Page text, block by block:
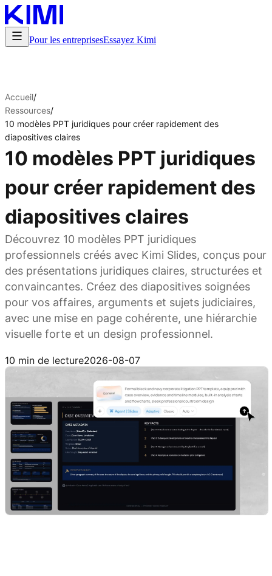
Pour les entreprisesEssayez Kimi
Accueil/
Ressources/
10 modèles PPT juridiques pour créer rapidement des
diapositives claires
10 modèles PPT juridiques
pour créer rapidement des
diapositives claires
Découvrez 10 modèles PPT juridiques
professionnels créés avec Kimi Slides, conçus pour
des présentations juridiques claires, structurées et
convaincantes. Créez des diapositives soignées
pour vos affaires, arguments et sujets judiciaires,
avec une mise en page cohérente, une hiérarchie
visuelle forte et un design professionnel.
10 min de lecture2026-08-07